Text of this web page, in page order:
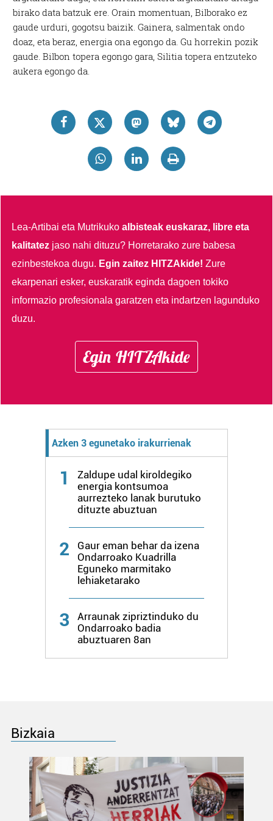
birako data batzuk ere. Orain momentuan, Bilborako ez
gaude urduri, gogotsu baizik. Gainera, salmentak ondo
doaz, eta beraz, energia ona egongo da. Gu horrekin pozik
gaude. Bilbon topera egongo gara, Silitia topera entzuteko
aukera egongo da.
Lea-Artibai eta Mutrikukoalbisteak euskaraz, libre eta
kalitatez jaso nahi dituzu? Horretarako zure babesa
ezinbestekoa dugu. Egin zaitez HITZAkide!Zure
ekarpenari esker, euskaratik eginda dagoen tokiko
informazio profesionala garatzen eta indartzen lagunduko
duzu.
Egin HITZAkide
Azken 3 egunetako irakurrienak
1
Zaldupe udal kiroldegiko
energia kontsumoa
aurrezteko lanak burutuko
dituzte abuztuan
2
Gaur eman behar da izena
Ondarroako Kuadrilla
Eguneko marmitako
lehiaketarako
3
Arraunak zipriztinduko du
Ondarroako badia
abuztuaren 8an
Bizkaia